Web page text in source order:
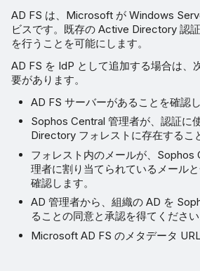
AD FS は、Microsoft が Windows
ビスです。既存の Active Directory 認
を行うことを可能にします。
AD FS を IdP として追加する場合は、
要があります。
AD FS サーバーがあることを確認し
Sophos Central 管理者が、認証に
Directory フォレストに存在するこ
フォレスト内のメールが、Sophos
理者に割り当てられているメール
確認します。
AD 管理者から、組織の AD を
ることの同意と承認を得てください
Microsoft AD FS のメタデータ URL